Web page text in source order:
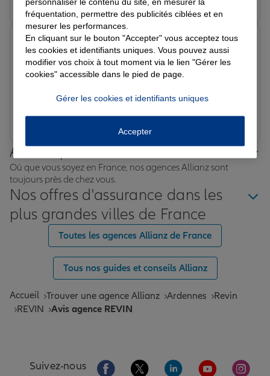
Note de 5 sur 5
Le 14/02/2026 - Agence REVIN
J'ai été très bien accueilli et j'ai eue toute satisfaction
Valerie N.
Prendre un RDV Voir l'agence
Allianz proche de chez vous
Où que vous soyez en France, nos agences Allianz sont
toujours près de chez vous.
Nos offres d'assurance dans les
plus grandes villes de France
Toutes les agences Allianz de France
Tous nos guides et conseils Allianz
Accueil Trouver une agence Allianz Ardennes
Revin
REVIN
Avis agence REVIN
Suivez-nous Aller sur la page Facebook de Allianz
Aller sur la page Twitter de
Aller sur la page
Aller sur la
Aller
fréquentation, permettre des publicités ciblées et en
mesurer les performances.
En cliquant sur le bouton "Accepter" vous acceptez tous
les cookies et identifiants uniques. Vous pouvez aussi
modifier vos choix à tout moment via le lien "Gérer les
cookies" accessible dans le pied de page.
Gérer les cookies et identifiants uniques
Accepter